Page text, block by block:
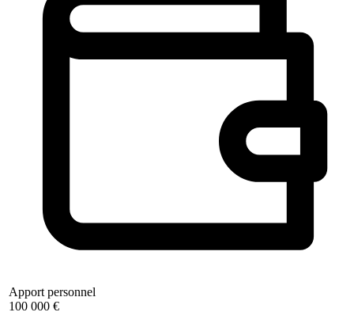
Apport personnel
100 000 €